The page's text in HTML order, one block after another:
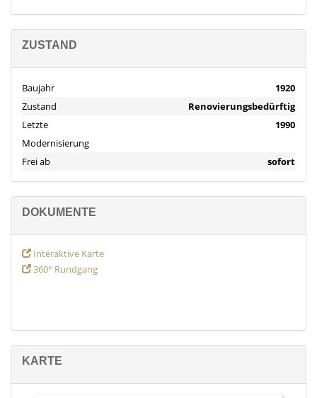
Die Objektbeschreibung beruht ganz oder zum Teil auf
Informationen der Eigentümer. Für die Richtigkeit oder
ZUSTAND
Baujahr
1920
Zustand
Renovierungsbedürftig
Letzte
Modernisierung
1990
Frei ab sofort
DOKUMENTE
Interaktive Karte
360° Rundgang
KARTE